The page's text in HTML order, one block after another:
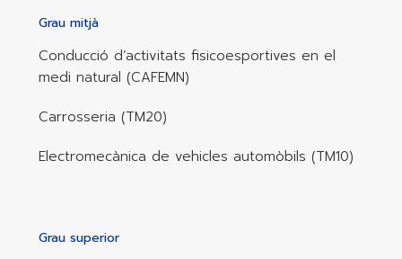
Grau mitjà
Conducció d’activitats fisicoesportives en el
medi natural (CAFEMN)
Carrosseria (TM20)
Electromecànica de vehicles automòbils (TM10)
Grau superior